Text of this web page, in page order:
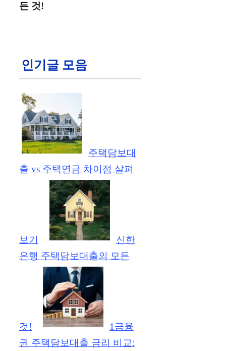
든 것!
인기글 모음
주택담보대
출 vs 주택연금 차이점 살펴
보기
신한
은행 주택담보대출의 모든
것!
1금융
권 주택담보대출 금리 비교: